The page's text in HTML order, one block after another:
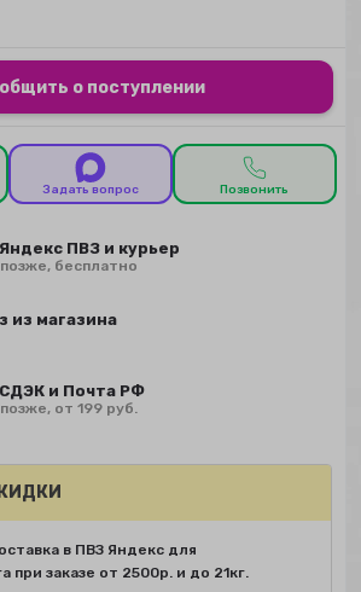
о поступлении
Задать вопрос Позвонить
ПВЗ и курьер
бесплатно
из магазина
и Почта РФ
от 199 руб.
в ПВЗ Яндекс для
при заказе от 2500р. и до 21кг.